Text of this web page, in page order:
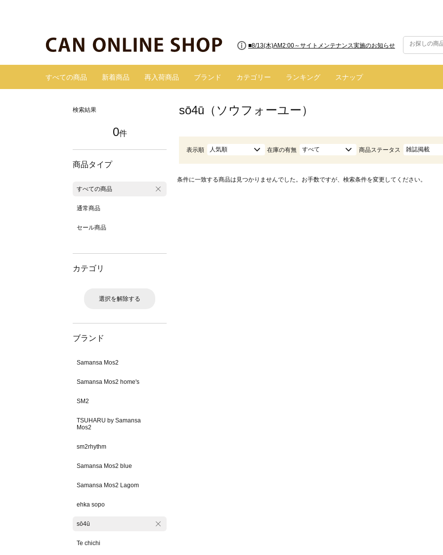
■8/13(木)AM2:00～サイトメンテナンス実施のお知らせ
すべての商品 新着商品 再入荷商品 ブランド カテゴリー ランキング スナップ
検索結果
0件
商品タイプ
すべての商品
通常商品
セール商品
カテゴリ
選択を解除する
ブランド
Samansa Mos2
Samansa Mos2 home's
SM2
TSUHARU by Samansa
Mos2
sm2rhythm
Samansa Mos2 blue
Samansa Mos2 Lagom
ehka sopo
sō4ū
Te chichi
sō4ū（ソウフォーユー）
表示順 人気順 在庫の有無 すべて 商品ステータス 雑誌掲載
条件に一致する商品は見つかりませんでした。お手数ですが、検索条件を変更してください。